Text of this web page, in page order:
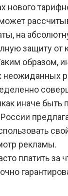
нового
на
защиту от
образом,
неожиданных
иначе быть
рекламы.
платить за